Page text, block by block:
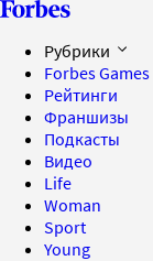
Рубрики
Forbes Games
Рейтинги
Франшизы
Подкасты
Видео
Life
Woman
Sport
Young